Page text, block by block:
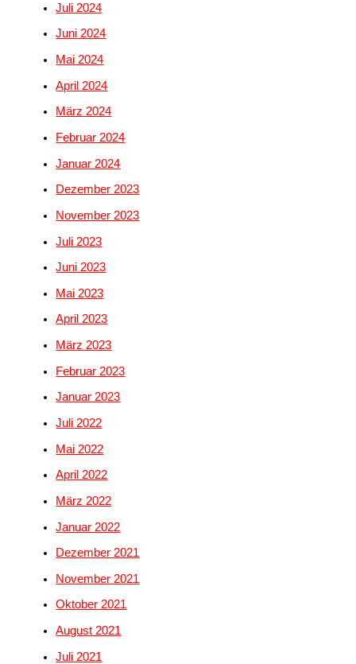
Juli 2024
Juni 2024
Mai 2024
April 2024
März 2024
Februar 2024
Januar 2024
Dezember 2023
November 2023
Juli 2023
Juni 2023
Mai 2023
April 2023
März 2023
Februar 2023
Januar 2023
Juli 2022
Mai 2022
April 2022
März 2022
Januar 2022
Dezember 2021
November 2021
Oktober 2021
August 2021
Juli 2021